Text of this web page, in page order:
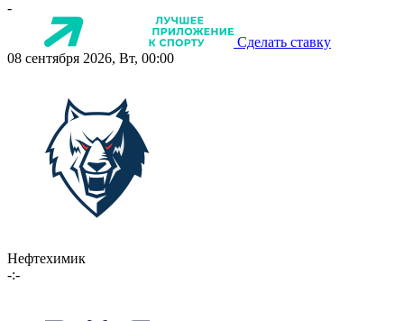
-
Сделать ставку
08 сентября 2026, Вт, 00:00
Нефтехимик
-:-